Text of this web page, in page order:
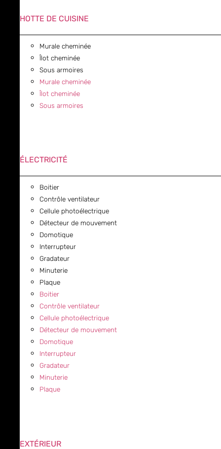
HOTTE DE CUISINE
Murale cheminée
Îlot cheminée
Sous armoires
Murale cheminée
Îlot cheminée
Sous armoires
ÉLECTRICITÉ
Boitier
Contrôle ventilateur
Cellule photoélectrique
Détecteur de mouvement
Domotique
Interrupteur
Gradateur
Minuterie
Plaque
Boitier
Contrôle ventilateur
Cellule photoélectrique
Détecteur de mouvement
Domotique
Interrupteur
Gradateur
Minuterie
Plaque
EXTÉRIEUR